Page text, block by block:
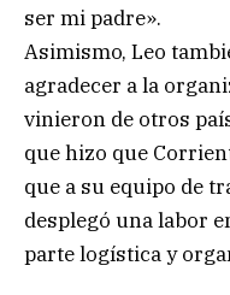
ser mi padre».
Asimismo, Leo
agradecer a la
vinieron de otros
que hizo que
que a su equipo de
desplegó una labor
parte logística y